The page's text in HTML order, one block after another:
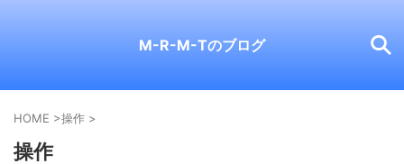
M-R-M-Tのブログ
HOME >操作 >
操作